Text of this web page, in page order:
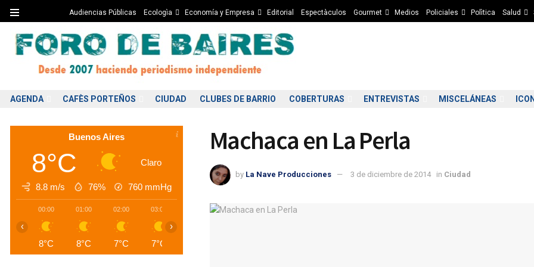
Audiencias Públicas Ecologìa Economía y Empresa Editorial Espectàculos Gourmet Medios Policiales Polìtica Salud
AGENDA CAFÈS PORTEÑOS CIUDAD CLUBES DE BARRIO COBERTURAS ENTREVISTAS MISCELÁNEAS
Machaca en La Perla
by La Nave Producciones 3 de diciembre de 2014 in Ciudad
Buenos Aires
8°C Claro
8.8 m/s 76% 760 mmHg
00:00
8°C
01:00
8°C
02:00
7°C
03:00
7°C
05:00 06:00
‹ ›